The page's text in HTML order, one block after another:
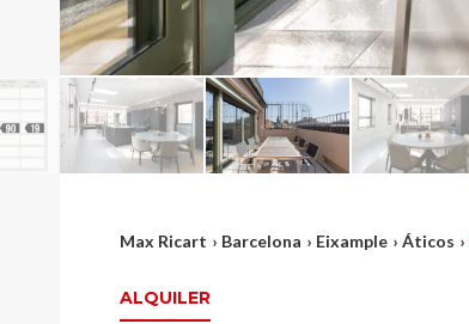
Max Ricart › Barcelona › Eixample › Áticos ›
ALQUILER